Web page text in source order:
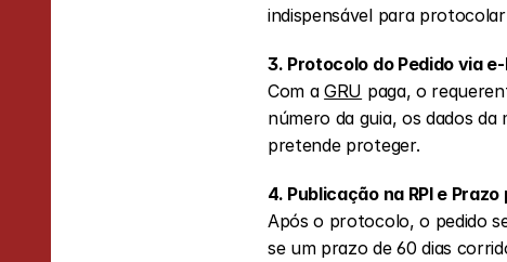
indispensável para
3. Protocolo do Pedido via
Com a GRU paga, o
número da guia, os dados
pretende proteger.
4. Publicação na RPI e
Após o protocolo, o pedido
se um prazo de 60 dias